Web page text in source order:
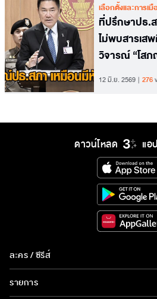
เลือกตั้งและการเมื
ที่ปรึกษาปธ.
ไม่พบสารเส
วิจารณ์ “โส
12 มิ.ย. 2569 276
ดาวน์โหลด แอ
ละคร / ซีรีส์
ละคร/ซีรีส์
รายการ